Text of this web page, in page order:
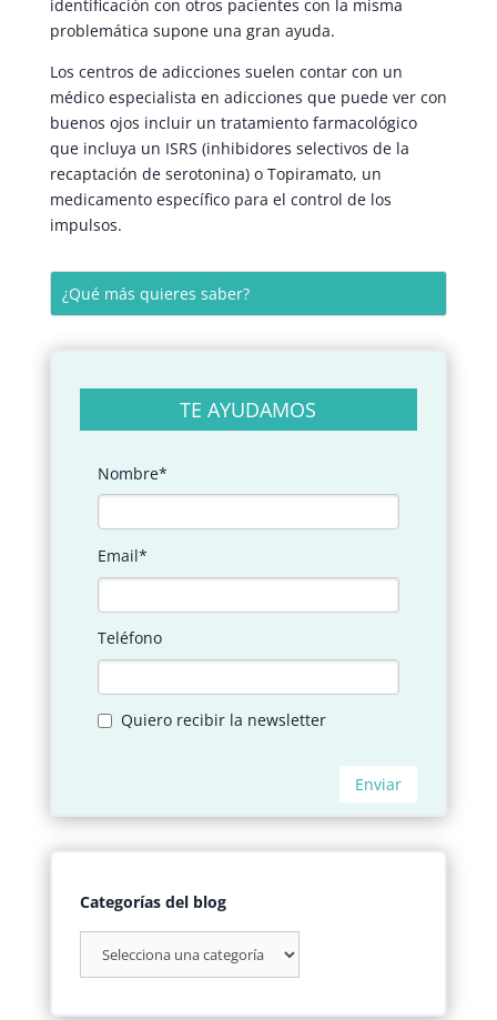
identificación con otros pacientes con la misma
problemática supone una gran ayuda.
Los centros de adicciones suelen contar con un
médico especialista en adicciones que puede ver con
buenos ojos incluir un tratamiento farmacológico
que incluya un ISRS (inhibidores selectivos de la
recaptación de serotonina) o Topiramato, un
medicamento específico para el control de los
impulsos.
TE AYUDAMOS
Categorías del blog